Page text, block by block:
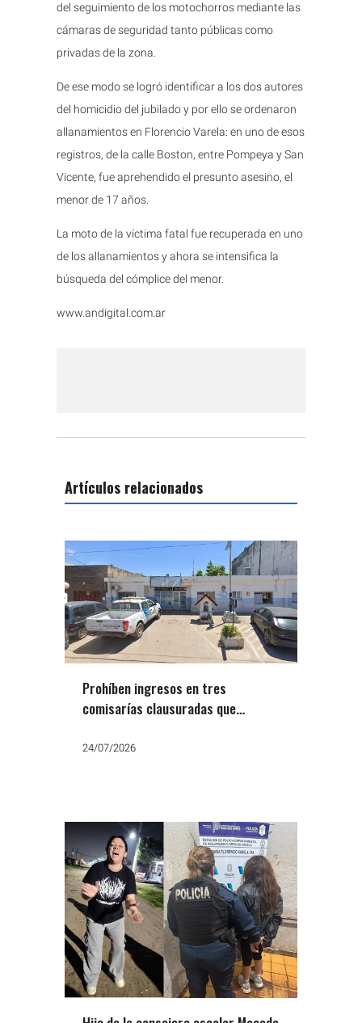
del seguimiento de los motochorros mediante las
cámaras de seguridad tanto públicas como
privadas de la zona.
De ese modo se logró identificar a los dos autores
del homicidio del jubilado y por ello se ordenaron
allanamientos en Florencio Varela: en uno de esos
registros, de la calle Boston, entre Pompeya y San
Vicente, fue aprehendido el presunto asesino, el
menor de 17 años.
La moto de la víctima fatal fue recuperada en uno
de los allanamientos y ahora se intensifica la
búsqueda del cómplice del menor.
www.andigital.com.ar
Artículos relacionados
Prohíben ingresos en tres
comisarías clausuradas que
inhumanas
24/07/2026